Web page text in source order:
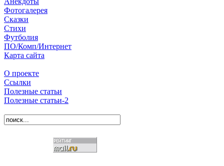
Фотогалерея
Сказки
Стихи
Футболия
ПО/Комп/Интернет
Карта сайта
О проекте
Ссылки
Полезные статьи
Полезные статьи-2